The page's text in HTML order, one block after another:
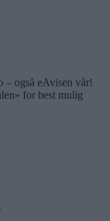
– også eAvisen vår!
for best mulig